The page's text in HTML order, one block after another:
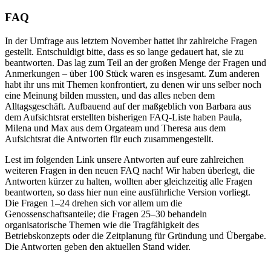
FAQ
In der Umfrage aus letztem November hattet ihr zahlreiche Fragen
gestellt. Entschuldigt bitte, dass es so lange gedauert hat, sie zu
beantworten. Das lag zum Teil an der großen Menge der Fragen und
Anmerkungen – über 100 Stück waren es insgesamt. Zum anderen
habt ihr uns mit Themen konfrontiert, zu denen wir uns selber noch
eine Meinung bilden mussten, und das alles neben dem
Alltagsgeschäft. Aufbauend auf der maßgeblich von Barbara aus
dem Aufsichtsrat erstellten bisherigen FAQ-Liste haben Paula,
Milena und Max aus dem Orgateam und Theresa aus dem
Aufsichtsrat die Antworten für euch zusammengestellt.
Lest im folgenden Link unsere Antworten auf eure zahlreichen
weiteren Fragen in den neuen FAQ nach! Wir haben überlegt, die
Antworten kürzer zu halten, wollten aber gleichzeitig alle Fragen
beantworten, so dass hier nun eine ausführliche Version vorliegt.
Die Fragen 1–24 drehen sich vor allem um die
Genossenschaftsanteile; die Fragen 25–30 behandeln
organisatorische Themen wie die Tragfähigkeit des
Betriebskonzepts oder die Zeitplanung für Gründung und Übergabe.
Die Antworten geben den aktuellen Stand wider.